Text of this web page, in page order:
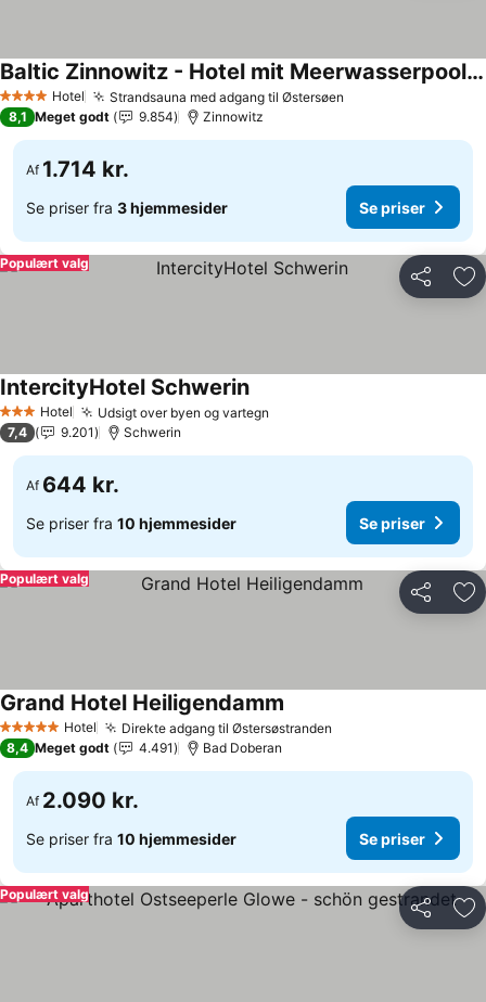
4 StjernerHotel Strandsauna med adgang til Østersøen
Baltic Zinnowitz - Hotel mit Meerwasserpool und Thermalbad
8,1 Meget godt 9.854 Zinnowitz
Af 1.714 kr.
Se priser fra 3 hjemmesider Se priser
Del
Populært valg
3 StjernerHotel Udsigt over byen og vartegn
IntercityHotel Schwerin
7,4 9.201 Schwerin
Af 644 kr.
Se priser fra 10 hjemmesider Se priser
Del
Populært valg
5 Stjerner Hotel Direkte adgang til Østersøstranden
Grand Hotel Heiligendamm
8,4 Meget godt 4.491 Bad Doberan
Af 2.090 kr.
Se priser fra 10 hjemmesider Se priser
Del
Populært valg